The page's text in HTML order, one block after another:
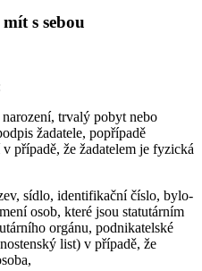
s sebou
trvalý pobyt nebo
žadatele, popřípadě
případě, že žadatelem je fyzická
sídlo, identifikační číslo, bylo-
osob, které jsou statutárním
orgánu, podnikatelské
list) v případě, že